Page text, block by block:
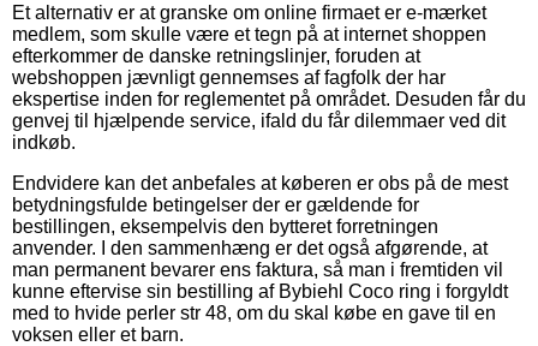
Et alternativ er at granske om online firmaet er e-mærket
medlem, som skulle være et tegn på at internet shoppen
efterkommer de danske retningslinjer, foruden at
webshoppen jævnligt gennemses af fagfolk der har
ekspertise inden for reglementet på området. Desuden får du
genvej til hjælpende service, ifald du får dilemmaer ved dit
indkøb.
Endvidere kan det anbefales at køberen er obs på de mest
betydningsfulde betingelser der er gældende for
bestillingen, eksempelvis den bytteret forretningen
anvender. I den sammenhæng er det også afgørende, at
man permanent bevarer ens faktura, så man i fremtiden vil
kunne eftervise sin bestilling af Bybiehl Coco ring i forgyldt
med to hvide perler str 48, om du skal købe en gave til en
voksen eller et barn.